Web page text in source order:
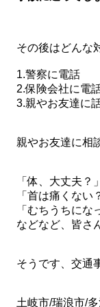
その後はどんな
1.警察に電話
2.保険会社に電
3.親やお友達に話
親やお友達に相
「体、大丈夫？」
「首は痛くない
「むちうちにな
などなど、皆さ
そうです、交通
土岐市/瑞浪市/